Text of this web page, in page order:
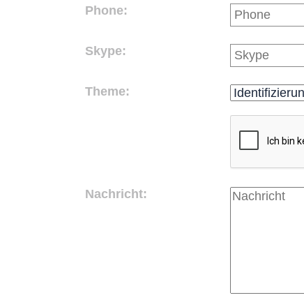
Phone:
Skype:
Theme:
Nachricht: